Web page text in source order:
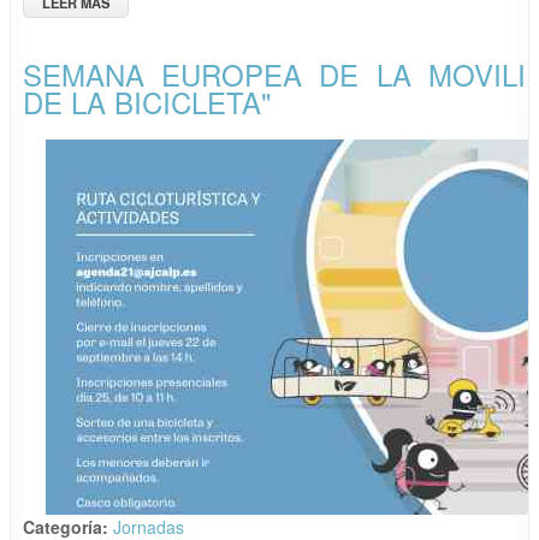
CALP"
SEMANA EUROPEA DE LA
DE LA BICICLETA"
Categoría: Jornadas